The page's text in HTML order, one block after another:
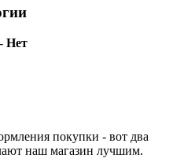
Нет
покупки - вот два
наш магазин лучшим.